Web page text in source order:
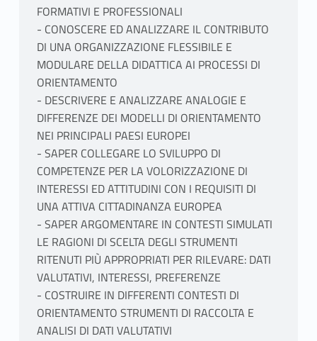
FORMATIVI E PROFESSIONALI
- CONOSCERE ED ANALIZZARE IL CONTRIBUTO
DI UNA ORGANIZZAZIONE FLESSIBILE E
MODULARE DELLA DIDATTICA AI PROCESSI DI
ORIENTAMENTO
- DESCRIVERE E ANALIZZARE ANALOGIE E
DIFFERENZE DEI MODELLI DI ORIENTAMENTO
NEI PRINCIPALI PAESI EUROPEI
- SAPER COLLEGARE LO SVILUPPO DI
COMPETENZE PER LA VOLORIZZAZIONE DI
INTERESSI ED ATTITUDINI CON I REQUISITI DI
UNA ATTIVA CITTADINANZA EUROPEA
- SAPER ARGOMENTARE IN CONTESTI SIMULATI
LE RAGIONI DI SCELTA DEGLI STRUMENTI
RITENUTI PIÙ APPROPRIATI PER RILEVARE: DATI
VALUTATIVI, INTERESSI, PREFERENZE
- COSTRUIRE IN DIFFERENTI CONTESTI DI
ORIENTAMENTO STRUMENTI DI RACCOLTA E
ANALISI DI DATI VALUTATIVI